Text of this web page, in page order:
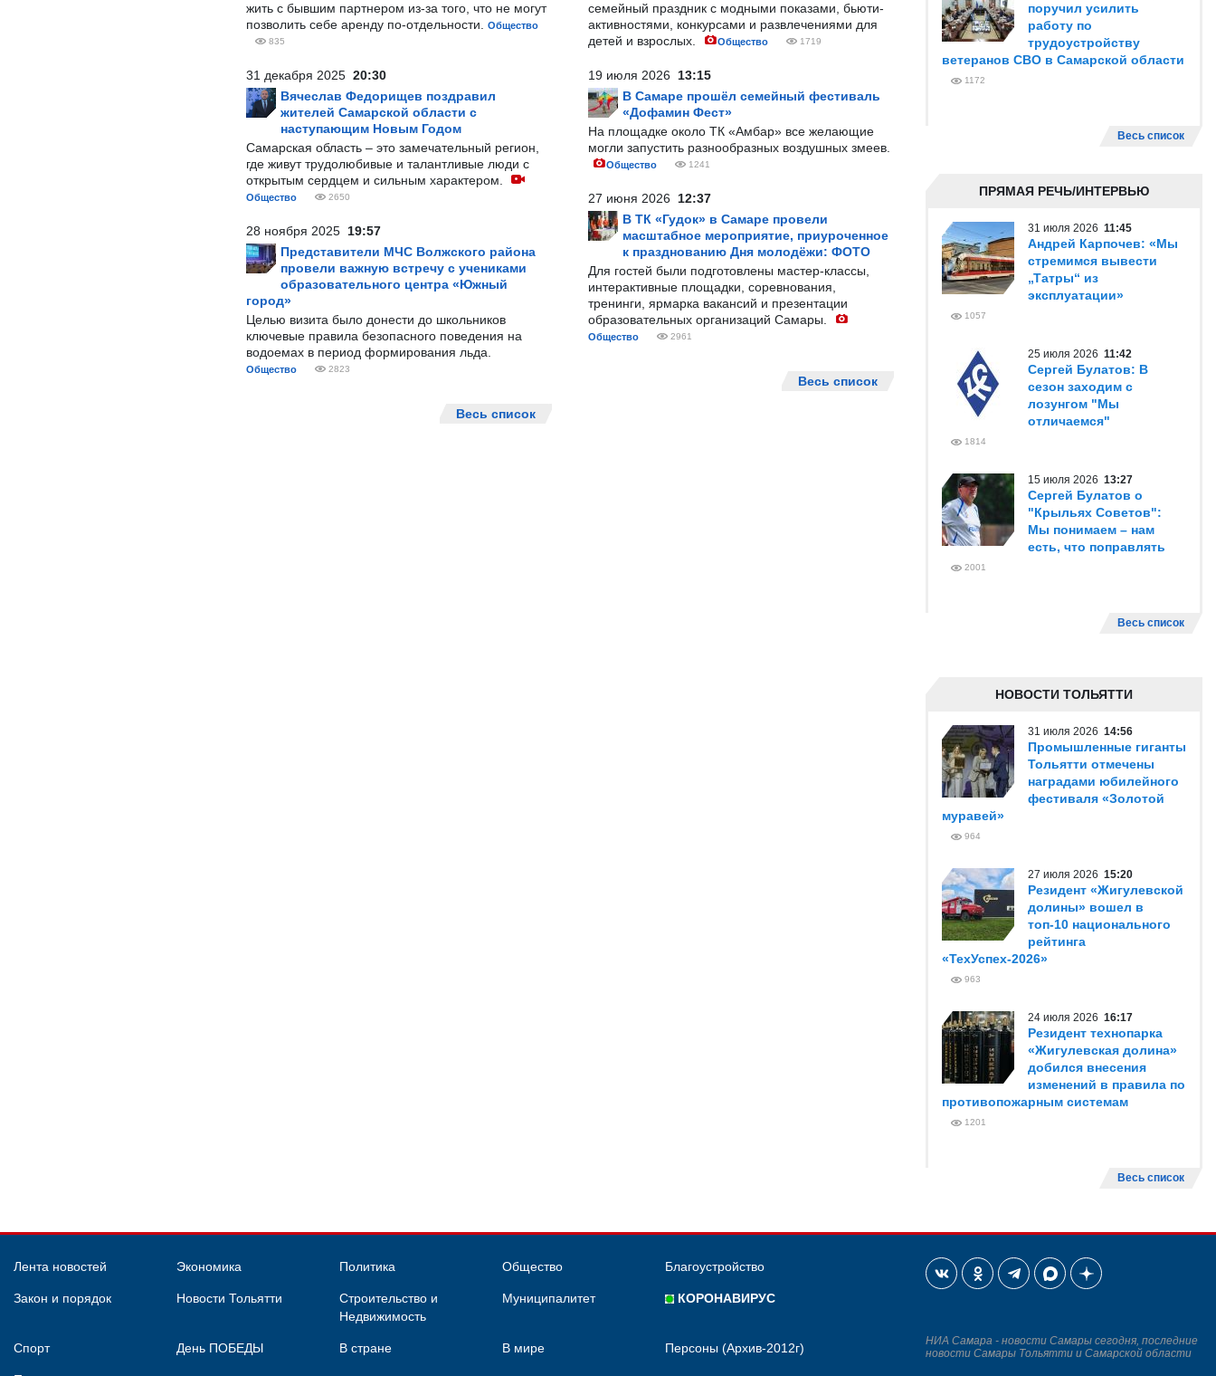
жить с бывшим партнером из-за того, что не могут
позволить себе аренду по-отдельности.
Общество
835
31 декабря 2025 20:30
Вячеслав Федорищев поздравил
жителей Самарской области с
наступающим Новым Годом
Самарская область – это замечательный регион,
где живут трудолюбивые и талантливые люди с
открытым сердцем и сильным характером.
Общество 2650
28 ноября 2025 19:57
Представители МЧС Волжского района
провели важную встречу с учениками
образовательного центра «Южный
город»
Целью визита было донести до школьников
ключевые правила безопасного поведения на
водоемах в период формирования льда.
Общество 2823
Весь список
семейный праздник с модными показами, бьюти-
активностями, конкурсами и развлечениями для
детей и взрослых.
Общество 1719
19 июля 2026 13:15
В Самаре прошёл семейный фестиваль
«Дофамин Фест»
На площадке около ТК «Амбар» все желающие
могли запустить разнообразных воздушных змеев.
Общество 1241
27 июня 2026 12:37
В ТК «Гудок» в Самаре провели
масштабное мероприятие, приуроченное
к празднованию Дня молодёжи: ФОТО
Для гостей были подготовлены мастер-классы,
интерактивные площадки, соревнования,
тренинги, ярмарка вакансий и презентации
образовательных организаций Самары.
Общество 2961
Весь список
поручил усилить
работу по
трудоустройству
ветеранов СВО в Самарской области
1172
Весь список
ПРЯМАЯ РЕЧЬ/ИНТЕРВЬЮ
31 июля 2026 11:45
Андрей Карпочев: «Мы
стремимся вывести
„Татры“ из
эксплуатации»
1057
25 июля 2026 11:42
Сергей Булатов: В
сезон заходим с
лозунгом "Мы
отличаемся"
1814
15 июля 2026 13:27
Сергей Булатов о
"Крыльях Советов":
Мы понимаем – нам
есть, что поправлять
2001
Весь список
НОВОСТИ ТОЛЬЯТТИ
31 июля 2026 14:56
Промышленные гиганты
Тольятти отмечены
наградами юбилейного
фестиваля «Золотой
муравей»
964
27 июля 2026 15:20
Резидент «Жигулевской
долины» вошел в
топ-10 национального
рейтинга
«ТехУспех-2026»
963
24 июля 2026 16:17
Резидент технопарка
«Жигулевская долина»
добился внесения
изменений в правила по
противопожарным системам
1201
Весь список
Лента новостей Экономика Политика Общество Благоустройство
Закон и порядок Новости Тольятти
Строительство и
Недвижимость
Муниципалитет КОРОНАВИРУС
Спорт День ПОБЕДЫ В стране В мире Персоны (Архив-2012г)
НИА Самара - новости Самары сегодня, последние
новости Самары Тольятти и Самарской области